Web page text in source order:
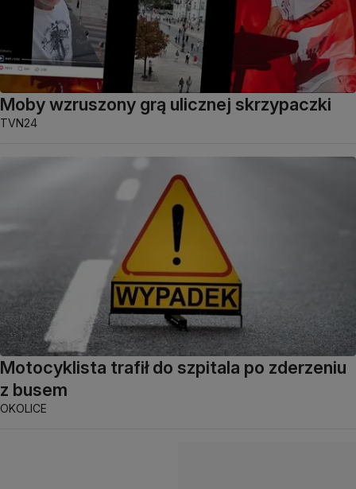
Moby wzruszony grą ulicznej skrzypaczki
TVN24
Motocyklista trafił do szpitala po zderzeniu
z busem
OKOLICE